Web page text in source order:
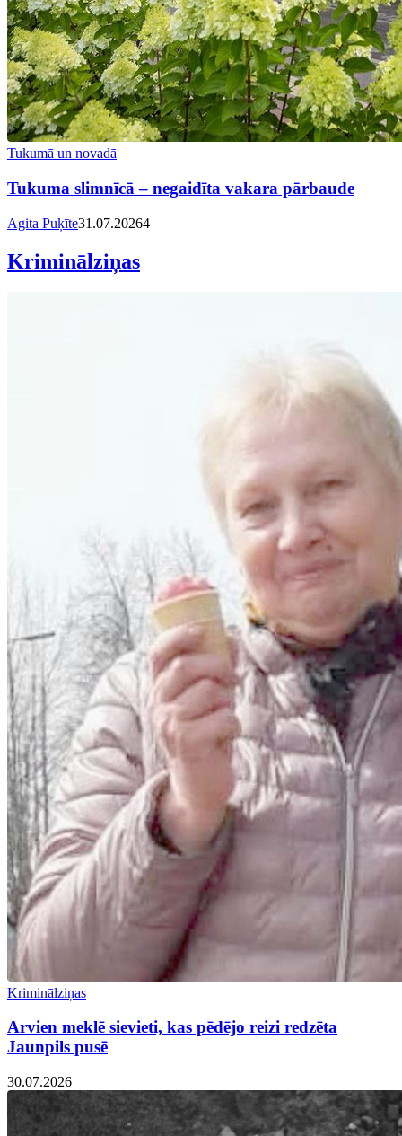
Tukumā un novadā
Tukuma slimnīcā – negaidīta vakara pārbaude
Agita Puķīte31.07.20264
Kriminālziņas
Kriminālziņas
Arvien meklē sievieti, kas pēdējo reizi redzēta
Jaunpils pusē
30.07.2026